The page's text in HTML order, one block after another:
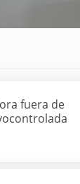
fuera de
de